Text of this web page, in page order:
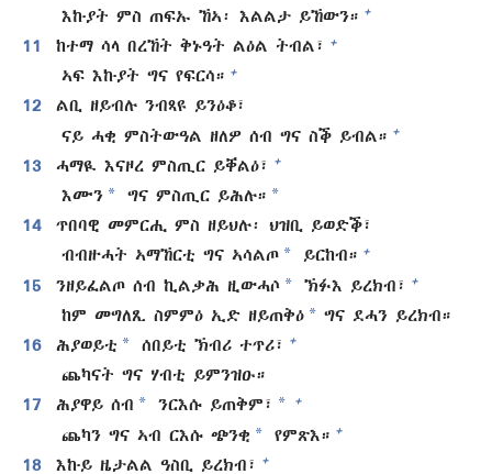
እኩያት ምስ ጠፍኡ ኸኣ፡ እልልታ ይኸውን። +
11 ከተማ ሳላ በረኸት ቅኑዓት ልዕል ትብል፣ +
ኣፍ እኩያት ግና የፍርሳ። +
12
ልቢ ዘይብሉ ንብጻዩ ይንዕቆ፣
ናይ ሓቂ ምስትውዓል ዘለዎ ሰብ ግና ስቕ ይብል። +
13 ሓማዪ እናዞረ ምስጢር ይቐልዕ፣ +
እሙን * ግና ምስጢር ይሕሉ። *
14
ጥበባዊ መምርሒ ምስ ዘይህሉ፡ ህዝቢ ይወድቕ፣
ብብዙሓት ኣማኸርቲ ግና ኣሳልጦ * ይርከብ። +
15 ንዘይፈልጦ ሰብ ኪልቃሕ ዚውሓሶ * ኽፉእ ይረክብ፣ +
ከም መግለጺ ስምምዕ ኢድ ዘይጠቅዕ * ግና ደሓን ይረክብ።
16
ሕያወይቲ * ሰበይቲ ኽብሪ ተጥሪ፣ +
ጨካናት ግና ሃብቲ ይምንዝዑ።
17
ሕያዋይ ሰብ * ንርእሱ ይጠቅም፣ * +
ጨካን ግና ኣብ ርእሱ ጭንቂ * የምጽእ። +
18 እኩይ ዜታልል ዓስቢ ይረክብ፣ +